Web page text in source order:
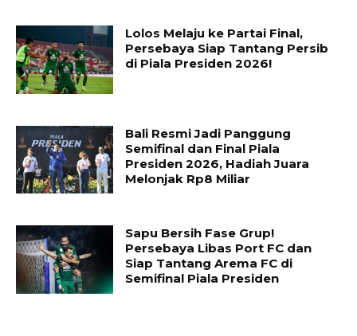
Lolos Melaju ke Partai Final,
Persebaya Siap Tantang Persib
di Piala Presiden 2026!
Bali Resmi Jadi Panggung
Semifinal dan Final Piala
Presiden 2026, Hadiah Juara
Melonjak Rp8 Miliar
Sapu Bersih Fase Grup!
Persebaya Libas Port FC dan
Siap Tantang Arema FC di
Semifinal Piala Presiden